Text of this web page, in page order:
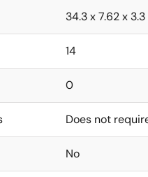
34.3 x 7.62 x 3.3
14
0
Does not
No